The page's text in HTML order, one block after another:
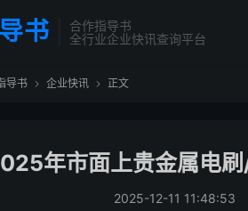
书
合作指导书
全行业企业快讯查询平台
导书  企业快讯  正文
年市面上贵金属电刷
2025-12-11 11:48:53